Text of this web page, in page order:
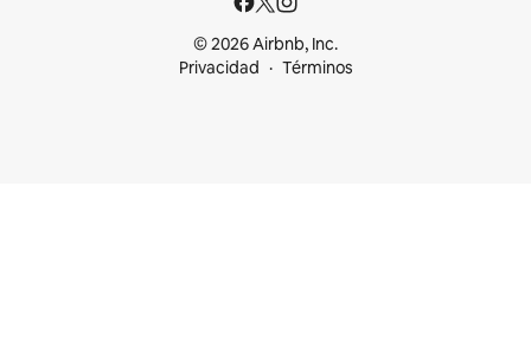
© 2026 Airbnb, Inc.
Privacidad
Términos